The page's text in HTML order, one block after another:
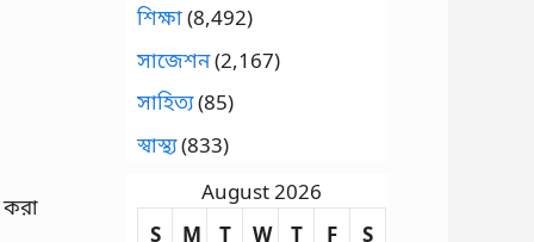
করা
শিক্ষা(8,492)
সাজেশন(2,167)
সাহিত্য(85)
স্বাস্থ্য(833)
August 2026
S
M T W T F
S